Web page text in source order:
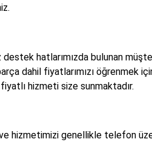
destek hatlarımızda bulunan
dahil fiyatlarımızı öğrenmek
hizmeti size sunmaktadır.
hizmetimizi genellikle telefon